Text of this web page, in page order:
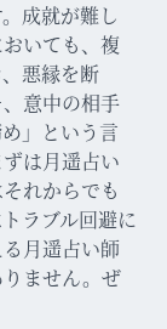
成就が難し
いても、複
悪縁を断
意中の相手
」という言
は月遥占い
れからでも
ラブル回避に
月遥占い師
ません。ぜ